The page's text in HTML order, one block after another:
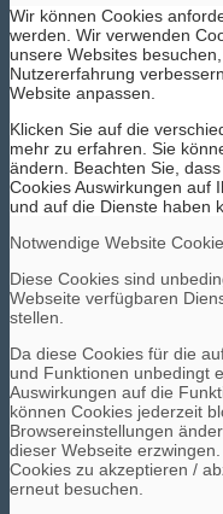
Wir können Cookies
werden. Wir verwenden
unsere Websites
Nutzererfahrung
Website anpassen.
Klicken Sie auf die
mehr zu erfahren. Sie
ändern. Beachten Sie,
Cookies Auswirkungen auf
und auf die Dienste haben
Notwendige Website
Diese Cookies sind
Webseite verfügbaren
stellen.
Da diese Cookies für die
und Funktionen unbedingt
Auswirkungen auf die
können Cookies jederzeit
Browsereinstellungen
dieser Webseite
Cookies zu akzeptieren /
erneut besuchen.